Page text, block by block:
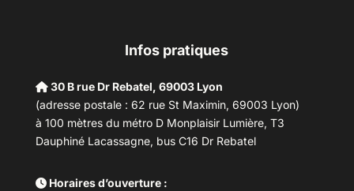
Infos pratiques
30 B rue Dr Rebatel, 69003 Lyon
(adresse postale : 62 rue St Maximin, 69003 Lyon)
à 100 mètres du métro D Monplaisir Lumière, T3
Dauphiné Lacassagne, bus C16 Dr Rebatel
Horaires d’ouverture :